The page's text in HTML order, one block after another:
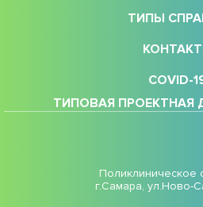
ТИПЫ
COVID-
ТИПОВАЯ ПРОЕКТНАЯ
Поликлиническое
г.Самара, ул.Ново-